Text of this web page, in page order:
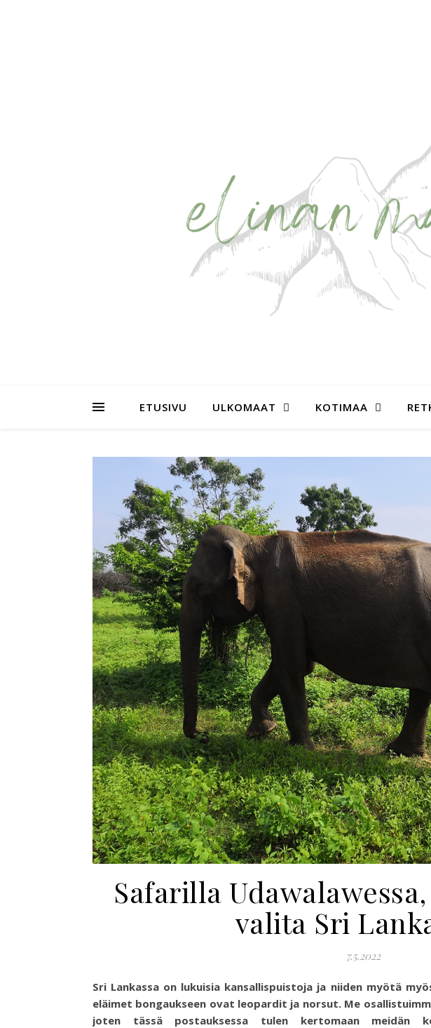
ETUSIVU ULKOMAAT KOTIMAA
Safarilla
valita Sri
7.5.2022
Sri Lankassa on lukuisia kansallispuistoja ja niiden myötä
eläimet bongaukseen ovat leopardit ja norsut. Me
joten tässä postauksessa tulen kertomaan meidän